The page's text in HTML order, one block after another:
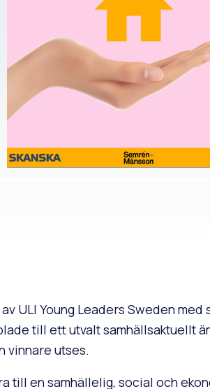
ULI Young Leaders Sweden
till ett utvalt samhällsaktuellt
vinnare utses.
till en samhällelig, social och